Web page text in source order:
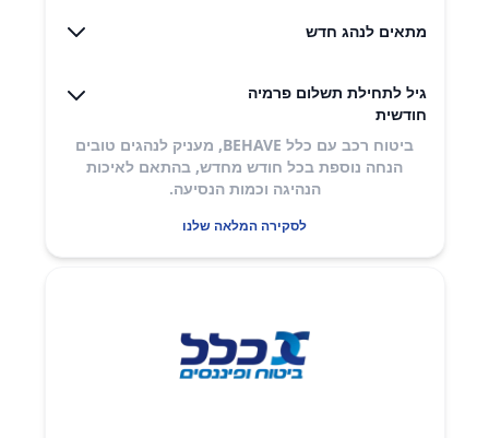
מתאים לנהג חדש
גיל לתחילת תשלום פרמיה
חודשית
ביטוח רכב עם כלל BEHAVE, מעניק לנהגים טובים
הנחה נוספת בכל חודש מחדש, בהתאם לאיכות
הנהיגה וכמות הנסיעה.
לסקירה המלאה שלנו